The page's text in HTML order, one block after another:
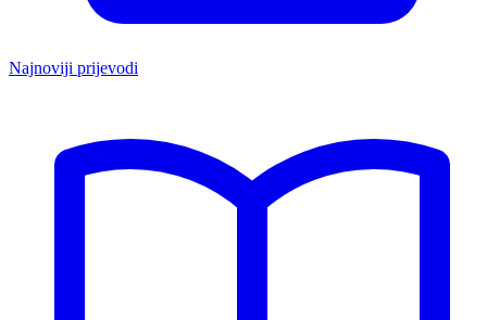
Najnoviji prijevodi